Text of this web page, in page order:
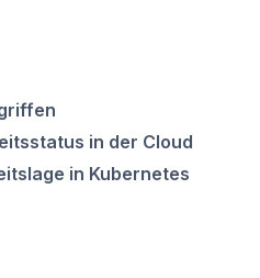
in der Cloud
in Kubernetes